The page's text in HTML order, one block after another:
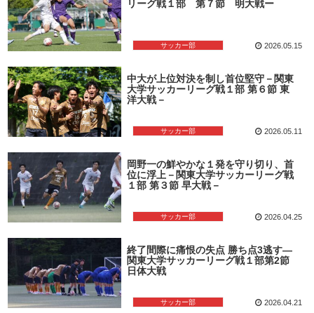
サッカー部
リーグ戦１部 第７節 明大戦ー
2026.05.15
サッカー部
中大が上位対決を制し首位堅守－関東
大学サッカーリーグ戦１部 第６節 東
洋大戦－
2026.05.11
サッカー部
岡野一の鮮やかな１発を守り切り、首
位に浮上－関東大学サッカーリーグ戦
１部 第３節 早大戦－
2026.04.25
サッカー部
終了間際に痛恨の失点 勝ち点3逃す―
関東大学サッカーリーグ戦１部第2節
日体大戦
2026.04.21